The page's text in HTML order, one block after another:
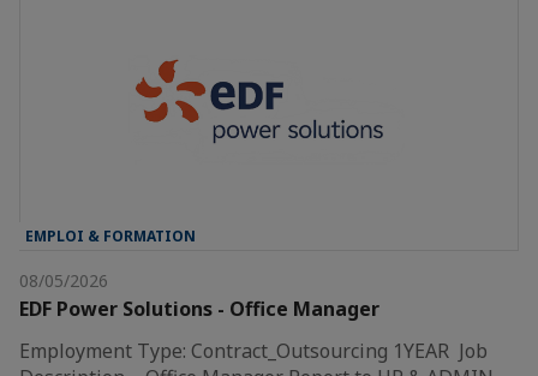
EMPLOI & FORMATION
08/05/2026
EDF Power Solutions - Office Manager
Employment Type: Contract_Outsourcing 1YEAR Job